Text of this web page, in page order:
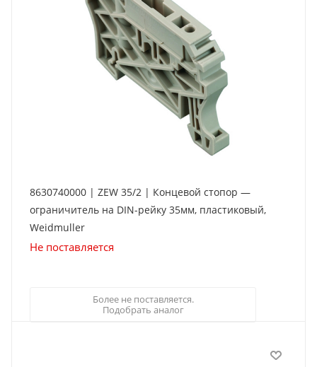
8630740000 | ZEW 35/2 | Концевой стопор —
ограничитель на DIN-рейку 35мм, пластиковый,
Weidmuller
Не поставляется
Более не поставляется.
Подобрать аналог